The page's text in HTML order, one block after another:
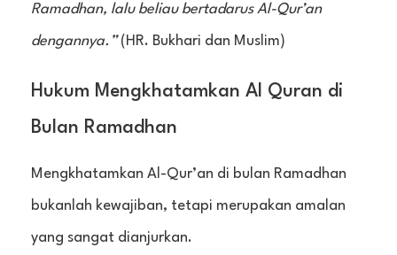
Ramadhan, lalu beliau bertadarus Al-Qur’an
dengannya.”(HR. Bukhari dan Muslim)
Hukum Mengkhatamkan Al Quran di
Bulan Ramadhan
Mengkhatamkan Al-Qur’an di bulan Ramadhan
bukanlah kewajiban, tetapi merupakan amalan
yang sangat dianjurkan.